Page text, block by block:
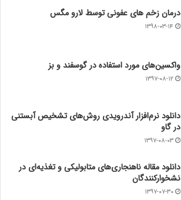
درمان زخم های عفونی توسط لارو مگس
۱۳۹۸-۰۳-۱۴
واکسین‌های مورد استفاده در گوسفند و بز
۱۳۹۷-۰۸-۱۲
دانلود نرم‌افزار آندرویدی روش‌های تشخیص آبستنی
در گاو
۱۳۹۷-۰۸-۰۳
دانلود مقاله ناهنجاری‌های متابولیکی و تغذیه‌ای در
نشخوارکنندگان
۱۳۹۷-۰۷-۳۰